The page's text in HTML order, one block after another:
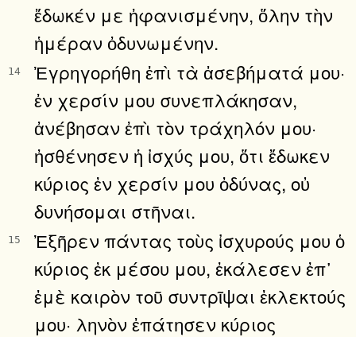
ἔδωκέν με ἠφανισμένην, ὅλην τὴν
ἡμέραν ὀδυνωμένην.
14
Ἐγρηγορήθη ἐπὶ τὰ ἀσεβήματά μου·
ἐν χερσίν μου συνεπλάκησαν,
ἀνέβησαν ἐπὶ τὸν τράχηλόν μου·
ἠσθένησεν ἡ ἰσχύς μου, ὅτι ἔδωκεν
κύριος ἐν χερσίν μου ὀδύνας, οὐ
δυνήσομαι στῆναι.
15
Ἐξῆρεν πάντας τοὺς ἰσχυρούς μου ὁ
κύριος ἐκ μέσου μου, ἐκάλεσεν ἐπ᾿
ἐμὲ καιρὸν τοῦ συντρῖψαι ἐκλεκτούς
μου· ληνὸν ἐπάτησεν κύριος